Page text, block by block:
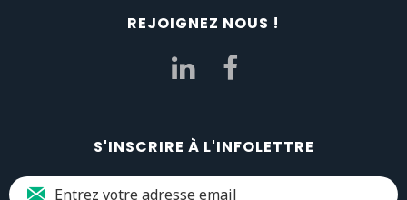
REJOIGNEZ NOUS !
S'INSCRIRE À L'INFOLETTRE